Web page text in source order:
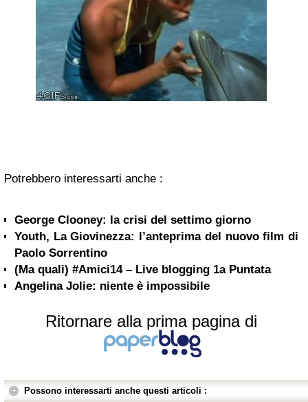
Potrebbero interessarti anche :
George Clooney: la crisi del settimo giorno
Youth, La Giovinezza: l’anteprima del nuovo film di
Paolo Sorrentino
(Ma quali) #Amici14 – Live blogging 1a Puntata
Angelina Jolie: niente è impossibile
Ritornare alla prima pagina di
Possono interessarti anche questi articoli :